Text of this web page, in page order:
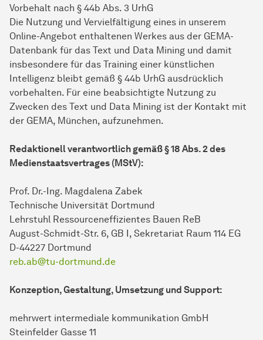
Vorbehalt nach § 44b Abs. 3 UrhG
Die Nutzung und Vervielfältigung eines in unserem
Online-Angebot enthaltenen Werkes aus der GEMA-
Datenbank für das Text und Data Mining und damit
insbesondere für das Training einer künstlichen
Intelligenz bleibt gemäß § 44b UrhG ausdrücklich
vorbehalten. Für eine beabsichtigte Nutzung zu
Zwecken des Text und Data Mining ist der Kontakt mit
der GEMA, München, aufzunehmen.
Redaktionell verantwortlich gemäß § 18 Abs. 2 des
Medienstaatsvertrages (MStV):
Prof. Dr.-Ing. Magdalena Zabek
Technische Universität Dortmund
Lehrstuhl Ressourceneffizientes Bauen ReB
August-Schmidt-Str. 6, GB I, Sekretariat Raum 114 EG
D-44227 Dortmund
reb.ab@tu-dortmund.de
Konzeption, Gestaltung, Umsetzung und Support:
mehrwert intermediale kommunikation GmbH
Steinfelder Gasse 11